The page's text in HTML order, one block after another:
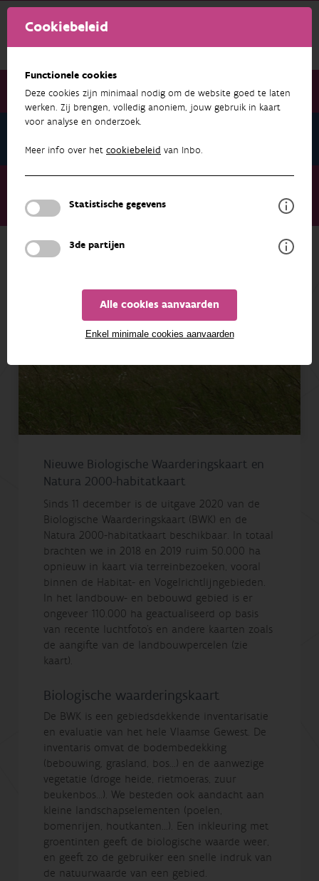
Cookiebeleid
Functionele cookies
Deze cookies zijn minimaal nodig om de website goed te laten
werken. Zij brengen, volledig anoniem, jouw gebruik in kaart
voor analyse en onderzoek.
Meer info over het cookiebeleid van Inbo.
Statistische gegevens
3de partijen
Alle cookies aanvaarden
Enkel minimale cookies aanvaarden
Nieuwsbrief december 2020
Nieuwe Biologische Waarderingskaart en Natura 2000-
habitatkaart
Nieuwe Biologische Waarderingskaart en
Natura 2000-habitatkaart
Sinds 11 december is de uitgave 2020 van de
Biologische Waarderingskaart (BWK) en de
Natura 2000-habitatkaart beschikbaar. In totaal
brachten we in 2018 en 2019 ruim 50.000 ha
opnieuw in kaart via terreinbezoeken, vooral
binnen de Habitat- en Vogelrichtlijngebieden.
In het landbouw- en bebouwd gebied is er
ongeveer 110.000 ha geactualiseerd op basis
van recente luchtfoto’s en andere kaarten zoals
de aangifte van de landbouwpercelen (zie
kaart).
Biologische waarderingskaart
De BWK is een gebiedsdekkende inventarisatie
en evaluatie van het hele Vlaamse Gewest. De
inventaris omvat de bodembedekking
(bebouwing, grasland, bos...) en de aanwezige
vegetatie (droge heide, rietmoeras, zuur
beukenbos...). We besteden ook aandacht aan
kleine landschapselementen (poelen,
bomenrijen, houtkanten...). Een inkleuring met
groentinten geeft de biologische waarde weer,
en geeft zo de gebruiker een snelle indruk van
de natuurwaarde van een gebied.